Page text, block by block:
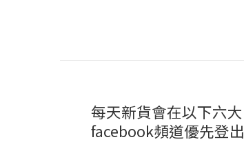
每天新貨會在以下六大
facebook頻道優先登出